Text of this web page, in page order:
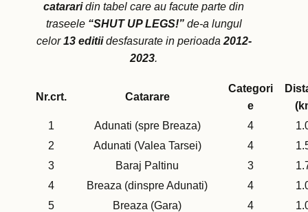
catararidin tabel care au facute parte din
traseele “SHUT UP LEGS!”de-a lungul
celor13 editiidesfasurate in perioada 2012-
2023.
Nr.crt. Catarare
Categori
e
1
Adunati (spre Breaza) 4
2
Adunati (Valea Tarsei) 4
3
Baraj Paltinu 3
4
Breaza (dinspre Adunati) 4
5
Breaza (Gara) 4